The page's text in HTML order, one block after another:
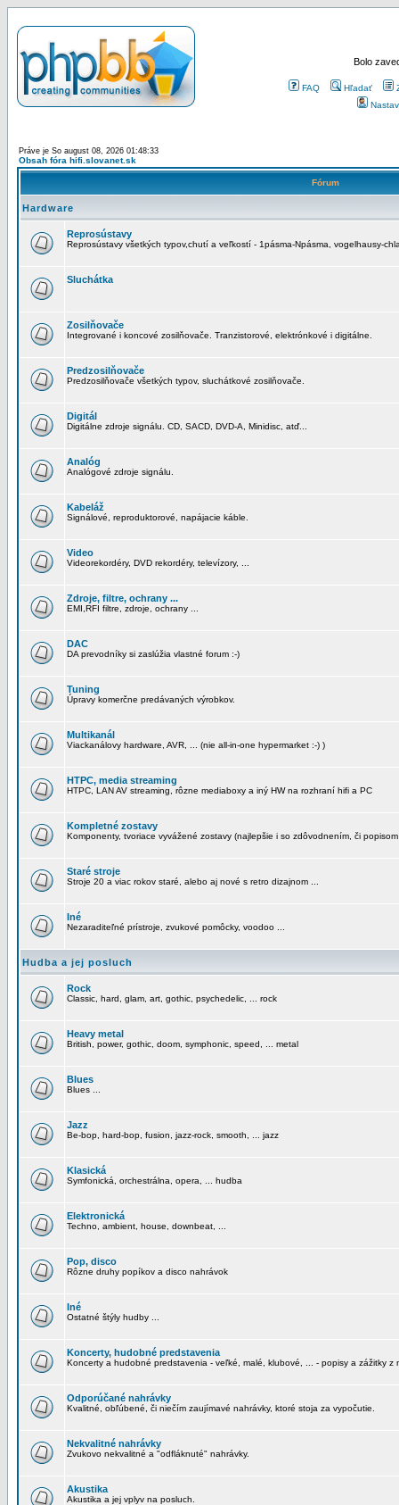
Bolo
FAQ Hľadať
Práve je So august 08, 2026 01:48:33
Obsah fóra hifi.slovanet.sk
Fórum
Hardware
Reprosústavy
Reprosústavy všetkých typov,chutí a veľkostí - 1pásma-Npásma, vogelhausy-
Sluchátka
Zosilňovače
Integrované i koncové zosilňovače. Tranzistorové, elektrónkové i digitálne.
Predzosilňovače
Predzosilňovače všetkých typov, sluchátkové zosilňovače.
Digitál
Digitálne zdroje signálu. CD, SACD, DVD-A, Minidisc, atď...
Analóg
Analógové zdroje signálu.
Kabeláž
Signálové, reproduktorové, napájacie káble.
Video
Videorekordéry, DVD rekordéry, televízory, ...
Zdroje, filtre, ochrany ...
EMI,RFI filtre, zdroje, ochrany ...
DAC
DA prevodníky si zaslúžia vlastné forum :-)
Tuning
Úpravy komerčne predávaných výrobkov.
Multikanál
Viackanálovy hardware, AVR, ... (nie all-in-one hypermarket :-) )
HTPC, media streaming
HTPC, LAN AV streaming, rôzne mediaboxy a iný HW na rozhraní hifi a PC
Kompletné zostavy
Komponenty, tvoriace vyvážené zostavy (najlepšie i so zdôvodnením, či
Staré stroje
Stroje 20 a viac rokov staré, alebo aj nové s retro dizajnom ...
Iné
Nezaraditeľné prístroje, zvukové pomôcky, voodoo ...
Hudba a jej posluch
Rock
Classic, hard, glam, art, gothic, psychedelic, ... rock
Heavy metal
British, power, gothic, doom, symphonic, speed, ... metal
Blues
Blues ...
Jazz
Be-bop, hard-bop, fusion, jazz-rock, smooth, ... jazz
Klasická
Symfonická, orchestrálna, opera, ... hudba
Elektronická
Techno, ambient, house, downbeat, ...
Pop, disco
Rôzne druhy popíkov a disco nahrávok
Iné
Ostatné štýly hudby ...
Koncerty, hudobné predstavenia
Koncerty a hudobné predstavenia - veľké, malé, klubové, ... - popisy a zážitky z
Odporúčané nahrávky
Kvalitné, obľúbené, či niečím zaujímavé nahrávky, ktoré stoja za vypočutie.
Nekvalitné nahrávky
Zvukovo nekvalitné a "odfláknuté" nahrávky.
Akustika
Akustika a jej vplyv na posluch.